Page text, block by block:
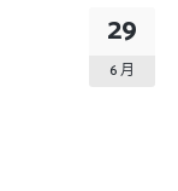
29
6 月